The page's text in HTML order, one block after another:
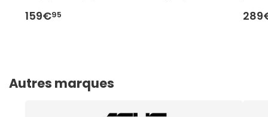
159€95
Autres marques